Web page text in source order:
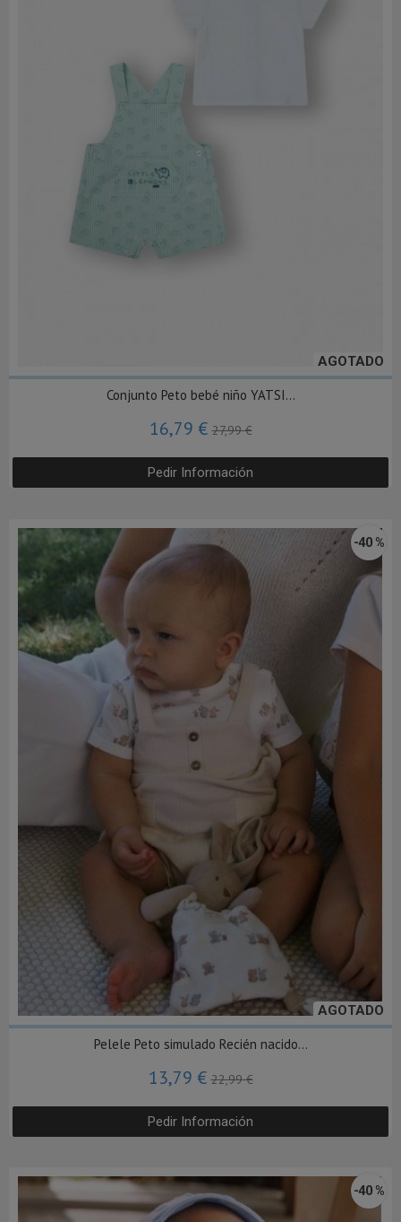
AGOTADO
Conjunto Peto bebé niño YATSI...
16,79 €27,99 €
Pedir Información
AGOTADO
-40 %
Pelele Peto simulado Recién nacido...
13,79 €22,99 €
Pedir Información
-40 %